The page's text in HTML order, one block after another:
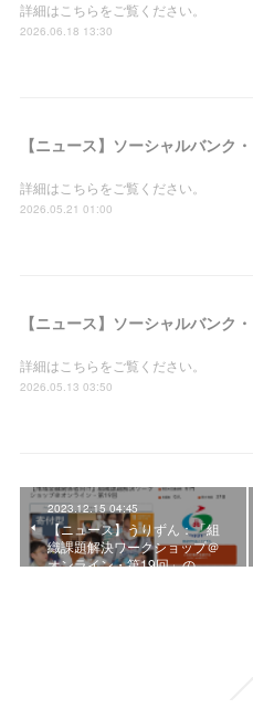
詳細はこちらをご覧ください。
2026.06.18 13:30
詳細はこちらをご覧ください。
2026.05.21 01:00
詳細はこちらをご覧ください。
2026.05.13 03:50
2023.12.15 04:45
【ニュース】うりずん：「組
織課題解決ワークショップ＠
オンライン・第19回」の…